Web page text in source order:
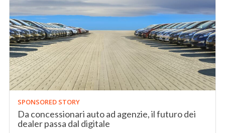
SPONSORED STORY
Da concessionari auto ad agenzie, il futuro dei
dealer passa dal digitale